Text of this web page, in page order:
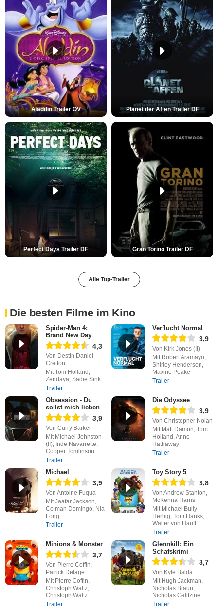
Aladdin Trailer OV Planet der Affen Trailer DF
Perfect Days Trailer DF Gran Torino Trailer DF
Alle Top-Trailer
Die besten Filme im Kino
Spider-Man 4:
Brand New Day
4,3
Von Destin Daniel
Cretton
Mit Tom Holland,
Zendaya, Sadie Sink
Trailer
Verflucht Normal
3,9
Von Kirk Jones (II)
Mit Robert Aramayo,
Shirley Henderson,
Maxine Peake
Trailer
Obsession - Du
sollst mich lieben
3,9
Von Curry Barker
Mit Michael Johnston
(II), Inde Navarrette,
Cooper Tomlinson
Trailer
Die Odyssee
3,9
Von Christopher Nolan
Mit Matt Damon, Tom
Holland, Anne
Hathaway
Trailer
Michael
3,9
Von Antoine Fuqua
Mit Jaafar Jackson,
Colman Domingo, Nia
Long
Trailer
Toy Story 5
3,8
Von Andrew Stanton,
McKenna Harris
Mit Michael Bully
Herbig, Tom Hanks,
Walter von Hauff
Trailer
Minions & Monster
3,7
Von Pierre Coffin,
Patrick Delage
Mit Pierre Coffin,
Christoph Waltz,
Christoph Waltz
Trailer
Glennkill: Ein
Schafskrimi
3,7
Von Kyle Balda
Mit Hugh Jackman,
Nicholas Braun,
Nicholas Galitzine
Trailer